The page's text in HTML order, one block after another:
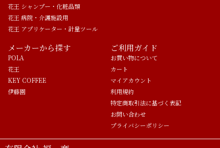
花王 シャンプー・化粧品類
花王 病院・介護施設用
花王 アプリケーター・計量ツール
メーカーから探す
POLA
花王
KEY COFFEE
伊藤園
ご利用ガイド
お買い物について
カート
マイアカウント
利用規約
特定商取引法に基づく表記
お問い合わせ
プライバシーポリシー